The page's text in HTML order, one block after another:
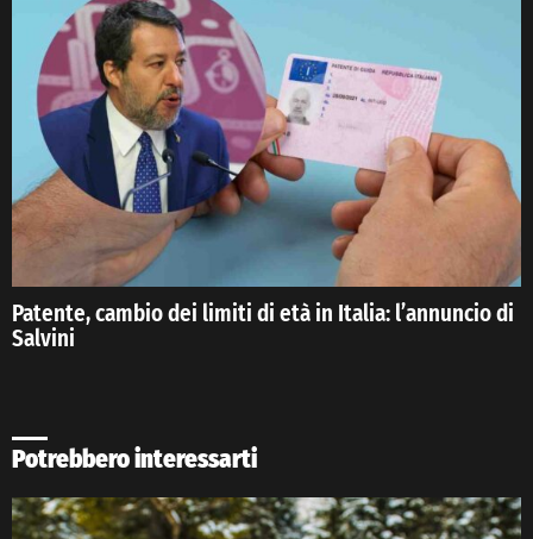
Patente, cambio dei limiti di età in Italia: l’annuncio di
Salvini
Potrebbero interessarti